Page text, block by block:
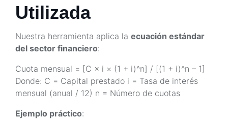
Utilizada
Nuestra herramienta aplica la ecuación estándar
del sector financiero:
Cuota mensual = [C × i × (1 + i)^n] / [(1 + i)^n – 1]
Donde: C = Capital prestado i = Tasa de interés
mensual (anual / 12) n = Número de cuotas
Ejemplo práctico: